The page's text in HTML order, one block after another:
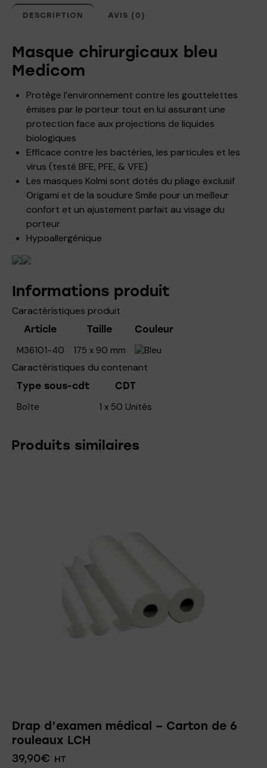
DESCRIPTION AVIS (0)
Masque chirurgicaux bleu
Medicom
Protège l’environnement contre les gouttelettes
émises par le porteur tout en lui assurant une
protection face aux projections de liquides
biologiques
Efficace contre les bactéries, les particules et les
virus (testé BFE, PFE, & VFE)
Les masques Kolmi sont dotés du pliage exclusif
Origami et de la soudure Smile pour un meilleur
confort et un ajustement parfait au visage du
porteur
Hypoallergénique
Informations produit
Caractéristiques produit
Article Taille Couleur
M36101-40 175 x 90 mm Bleu
Caractéristiques du contenant
Type sous-cdt CDT
Boîte 1 x 50 Unités
Produits similaires
Drap d’examen médical – Carton de 6
rouleaux LCH
39,90€ HT